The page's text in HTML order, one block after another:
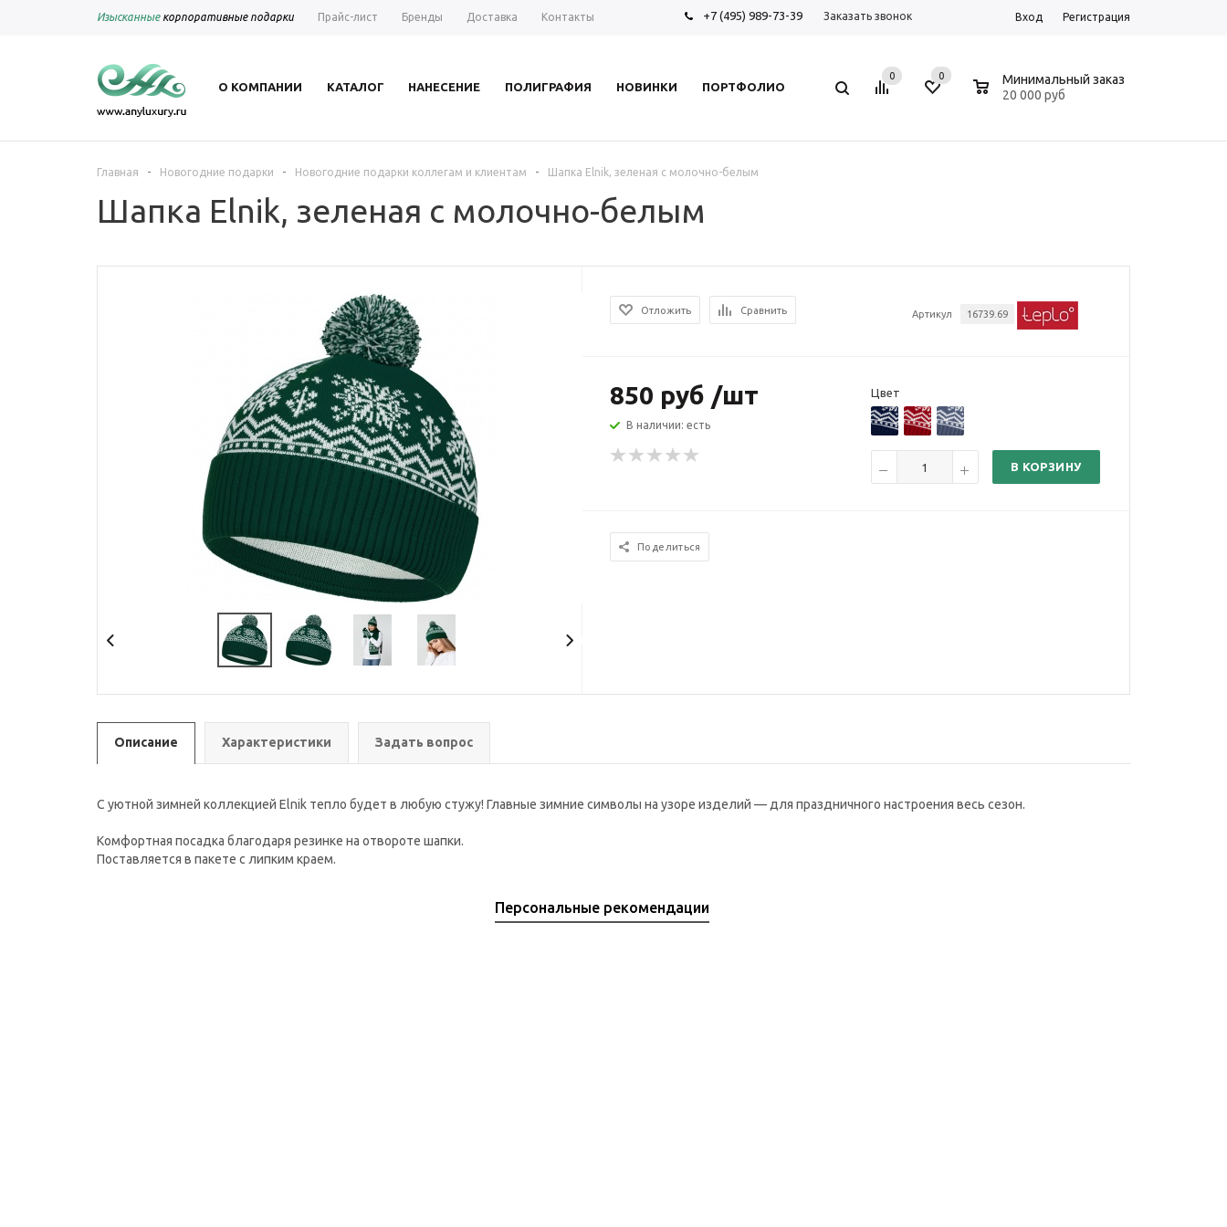
Изысканныекорпоративные подарки Прайс-лист Бренды Доставка Контакты +7 (495) 989-73-39 Заказать звонок Вход Регистрация
О КОМПАНИИ КАТАЛОГ НАНЕСЕНИЕ ПОЛИГРАФИЯ НОВИНКИ ПОРТФОЛИО
0 0
Минимальный заказ
20 000 руб
Главная - Новогодние подарки - Новогодние подарки коллегам и клиентам - Шапка Elnik, зеленая с молочно-белым
Шапка Elnik, зеленая с молочно-белым
Артикул 16739.69
Отложить Сравнить
850 руб /шт
В наличии: есть
Цвет
В КОРЗИНУ
Поделиться
Описание Характеристики Задать вопрос
С уютной зимней коллекцией Elnik тепло будет в любую стужу! Главные зимние символы на узоре изделий — для праздничного настроения весь сезон.
Комфортная посадка благодаря резинке на отвороте шапки.
Поставляется в пакете с липким краем.
Персональные рекомендации